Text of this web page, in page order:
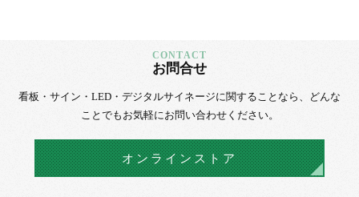
お問合せ
看板・サイン・LED・デジタルサイネージに関することなら、
どんな
ことでもお気軽にお問い合わせください。
オンラインストア